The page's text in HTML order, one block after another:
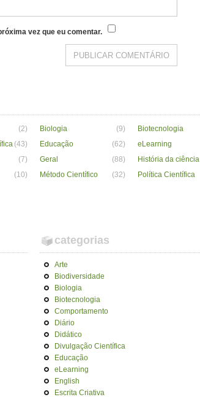
vez que eu comentar.
(2) Biologia (9) Biotecnologia
(43) Educação (62) eLearning
(7) Geral (88) História da ciência
(10) Método Científico (32) Política Científica
categorias
Arte
Biodiversidade
Biologia
Biotecnologia
Comportamento
Diário
Didático
Divulgação Científica
Educação
eLearning
English
Escrita Criativa